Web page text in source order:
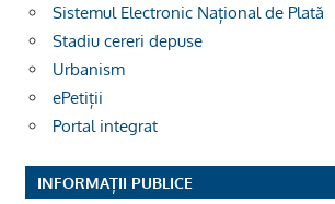
Sistemul Electronic Național de Plată
Stadiu cereri depuse
Urbanism
ePetiții
Portal integrat
INFORMAȚII PUBLICE